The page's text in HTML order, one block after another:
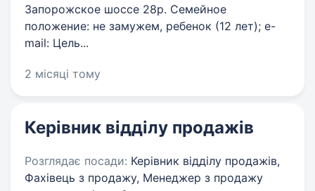
Запорожское шоссе 28р. Семейное
положение: не замужем, ребенок (12 лет); e-
mail: Цель...
2 місяці тому
Керівник відділу продажів
Розглядає посади: Керівник відділу продажів,
Фахівець з продажу, Менеджер з продажу